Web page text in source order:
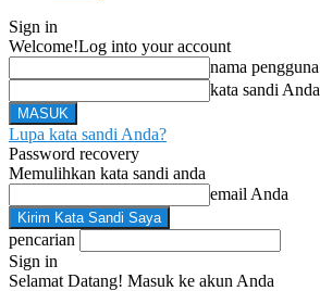
Sign in
Welcome!Log into your account
nama pengguna
kata sandi Anda
Lupa kata sandi Anda?
Password recovery
Memulihkan kata sandi anda
email Anda
pencarian
Sign in
Selamat Datang! Masuk ke akun Anda